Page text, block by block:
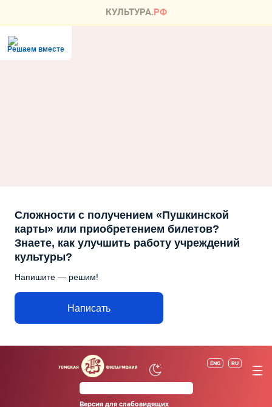
Решаем вместе
Сложности с получением «Пушкинской
карты» или приобретением билетов?
Знаете, как улучшить работу учреждений
культуры?
Напишите — решим!
Написать
ENG RU
Версия для слабовидящих